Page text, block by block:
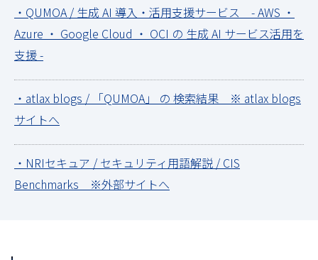
・QUMOA / 生成 AI 導入・活用支援サービス - AWS ・
Azure ・ Google Cloud ・ OCI の 生成 AI サービス活用を
支援 -
・atlax blogs / 「QUMOA」 の 検索結果 ※ atlax blogs
サイトへ
・NRIセキュア / セキュリティ用語解説 / CIS
Benchmarks ※外部サイトへ